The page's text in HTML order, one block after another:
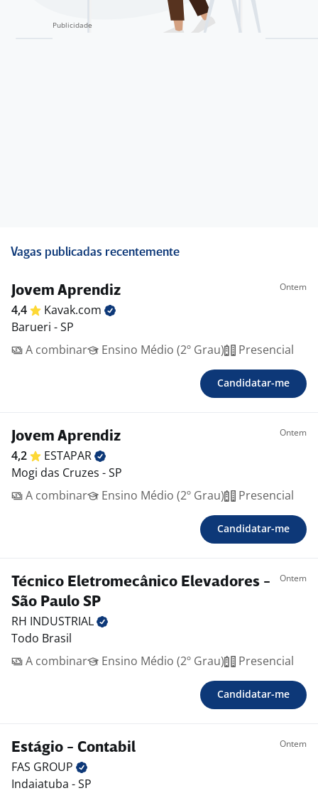
Vagas publicadas recentemente
Jovem Aprendiz Ontem
4,4
Kavak.com
Barueri - SP
A combinar
Ensino Médio (2º Grau) Presencial
Candidatar-me
Jovem Aprendiz Ontem
4,2
ESTAPAR
Mogi das Cruzes - SP
A combinar
Ensino Médio (2º Grau) Presencial
Candidatar-me
Técnico Eletromecânico Elevadores -
São Paulo SP
Ontem
RH INDUSTRIAL
Todo Brasil
A combinar
Ensino Médio (2º Grau) Presencial
Candidatar-me
Estágio - Contabil Ontem
FAS GROUP
Indaiatuba - SP